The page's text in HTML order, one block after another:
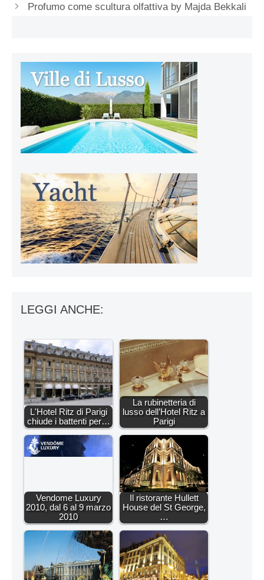
Profumo come scultura olfattiva by Majda Bekkali
LEGGI ANCHE:
L'Hotel Ritz di Parigi
chiude i battenti per…
La rubinetteria di
lusso dell’Hotel Ritz a
Parigi
Vendome Luxury
2010, dal 6 al 9 marzo
2010
Il ristorante Hullett
House del St George,
…